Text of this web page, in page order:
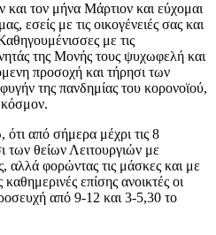
και τον μήνα Μάρτιον και εύχομαι
εσείς με τις οικογένειές σας και
με τις
της Μονής τους ψυχωφελή και
προσοχή και τήρησι των
της πανδημίας του κορονοϊού,
από σήμερα μέχρι τις 8
των θείων Λειτουργιών με
αλλά φορώντας τις μάσκες και με
επίσης ανοικτές οι
από 9-12 και 3-5,30 το